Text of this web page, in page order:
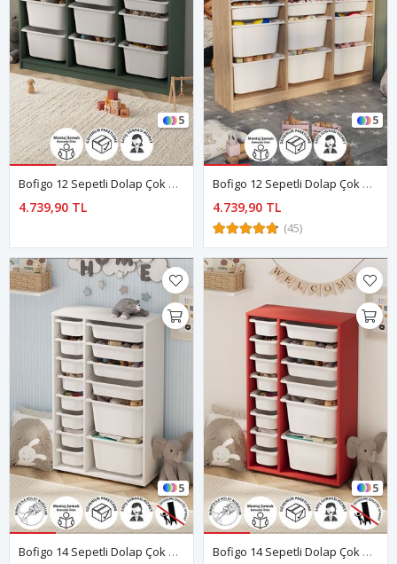
5
Bofigo 12 Sepetli Dolap Çok Amaçlı Dolap Oyuncak Dolabı Lara Yeşil
4.739,90 TL
5
Bofigo 12 Sepetli Dolap Çok Amaçlı Dolap Oyuncak Dolabı Lara Safir Meşe
4.739,90 TL
(45)
5
Bofigo 14 Sepetli Dolap Çok Amaçlı Dolap Oyuncak Dolabı Rüya Beyaz
5
Bofigo 14 Sepetli Dolap Çok Amaçlı Dolap Oyuncak Dolabı Rüya Kırmızı